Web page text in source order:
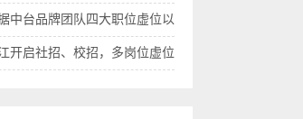
中台品牌团队四大职位虚位以
开启社招、校招，多岗位虚位